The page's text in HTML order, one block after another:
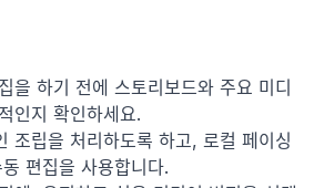
을 하기 전에 스토리보드와 주요 미디
인지 확인하세요.
조립을 처리하도록 하고, 로컬 페이싱
편집을 사용합니다.